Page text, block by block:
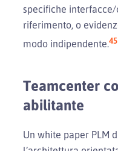
specifiche
riferimento, o
modo indipendente.45
Teamcenter
abilitante
Un white paper PLM